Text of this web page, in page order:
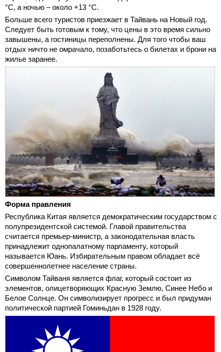
°С, а ночью – около +13 °С.
Больше всего туристов приезжает в Тайвань на Новый год.
Следует быть готовым к тому, что цены в это время сильно
завышены, а гостиницы переполнены. Для того чтобы ваш
отдых ничто не омрачало, позаботьтесь о билетах и брони на
жилье заранее.
Форма правления
Республика Китая является демократическим государством с
полупрезидентской системой. Главой правительства
считается премьер-министр, а законодательная власть
принадлежит однопалатному парламенту, который
называется Юань. Избирательным правом обладает всё
совершеннолетнее население страны.
Символом Тайваня является флаг, который состоит из
элементов, олицетворяющих Красную Землю, Синее Небо и
Белое Солнце. Он символизирует прогресс и был придуман
политической партией Гоминьдан в 1928 году.